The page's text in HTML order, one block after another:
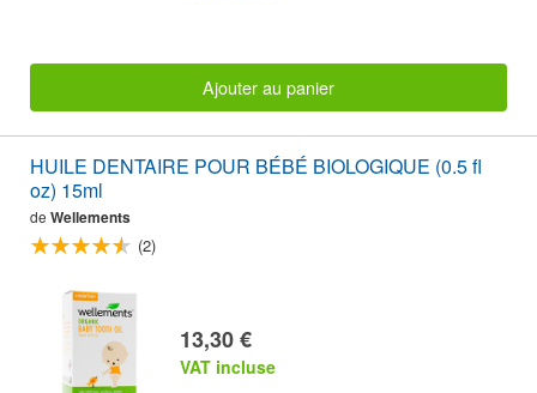
Ajouter au panier
HUILE DENTAIRE POUR BÉBÉ BIOLOGIQUE (0.5 fl
oz) 15ml
de Wellements
(2)
13,30 €
VAT incluse